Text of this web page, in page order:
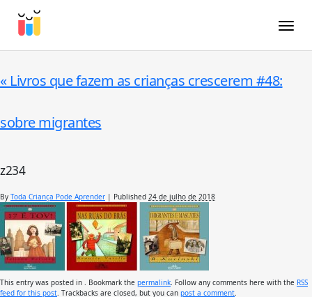
« Livros que fazem as crianças crescerem #48:
sobre migrantes
z234
By Toda Criança Pode Aprender | Published 24 de julho de 2018
This entry was posted in . Bookmark the permalink . Follow any comments here with the RSS
feed for this post . Trackbacks are closed, but you can post a comment